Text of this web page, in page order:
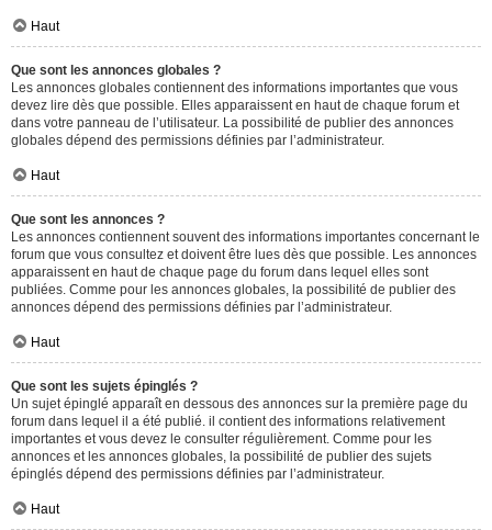
Haut
Que sont les annonces globales ?
Les annonces globales contiennent des informations importantes que vous
devez lire dès que possible. Elles apparaissent en haut de chaque forum et
dans votre panneau de l’utilisateur. La possibilité de publier des annonces
globales dépend des permissions définies par l’administrateur.
Haut
Que sont les annonces ?
Les annonces contiennent souvent des informations importantes concernant le
forum que vous consultez et doivent être lues dès que possible. Les annonces
apparaissent en haut de chaque page du forum dans lequel elles sont
publiées. Comme pour les annonces globales, la possibilité de publier des
annonces dépend des permissions définies par l’administrateur.
Haut
Que sont les sujets épinglés ?
Un sujet épinglé apparaît en dessous des annonces sur la première page du
forum dans lequel il a été publié. il contient des informations relativement
importantes et vous devez le consulter régulièrement. Comme pour les
annonces et les annonces globales, la possibilité de publier des sujets
épinglés dépend des permissions définies par l’administrateur.
Haut